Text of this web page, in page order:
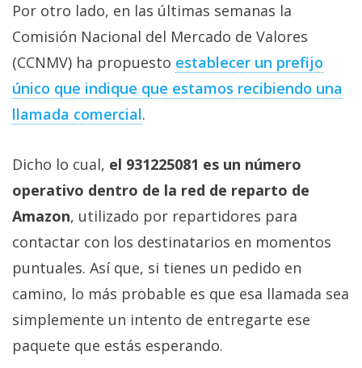
Por otro lado, en las últimas semanas la
Comisión Nacional del Mercado de Valores
(CCNMV) ha propuesto establecer un prefijo
único que indique que estamos recibiendo una
llamada comercial.
Dicho lo cual, el 931225081 es un número
operativo dentro de la red de reparto de
Amazon, utilizado por repartidores para
contactar con los destinatarios en momentos
puntuales. Así que, si tienes un pedido en
camino, lo más probable es que esa llamada sea
simplemente un intento de entregarte ese
paquete que estás esperando.